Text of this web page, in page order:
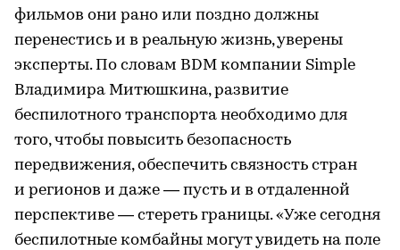
фильмов они рано или поздно должны
перенестись и в реальную жизнь, уверены
эксперты. По словам BDM компании Simple
Владимира Митюшкина, развитие
беспилотного транспорта необходимо для
того, чтобы повысить безопасность
передвижения, обеспечить связность стран
и регионов и даже — пусть и в отдаленной
перспективе — стереть границы. «Уже сегодня
беспилотные комбайны могут увидеть на поле